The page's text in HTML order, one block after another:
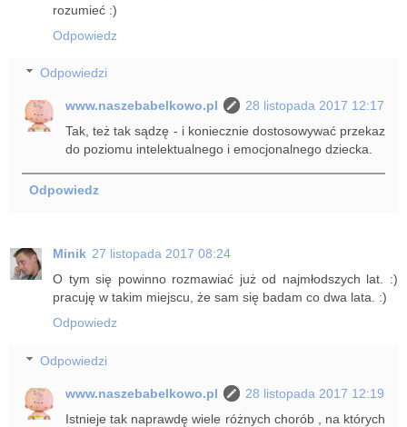
rozumieć :)
Odpowiedz
Odpowiedzi
www.naszebabelkowo.pl
28 listopada 2017 12:17
Tak, też tak sądzę - i koniecznie dostosowywać przekaz
do poziomu intelektualnego i emocjonalnego dziecka.
Odpowiedz
Minik 27 listopada 2017 08:24
O tym się powinno rozmawiać już od najmłodszych lat. :)
pracuję w takim miejscu, że sam się badam co dwa lata. :)
Odpowiedz
Odpowiedzi
www.naszebabelkowo.pl
28 listopada 2017 12:19
Istnieje tak naprawdę wiele różnych chorób , na których